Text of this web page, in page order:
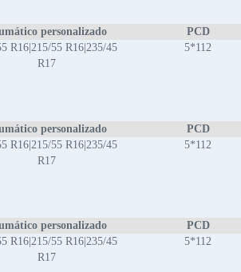
personalizado PCD
R16|215/55 R16|235/45
R17
5*112
personalizado PCD
R16|215/55 R16|235/45
R17
5*112
personalizado PCD
R16|215/55 R16|235/45
R17
5*112